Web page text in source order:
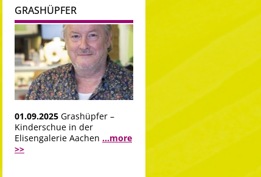
GRASHÜPFER
01.09.2025 Grashüpfer –
Kinderschue in der
Elisengalerie Aachen ...more
>>